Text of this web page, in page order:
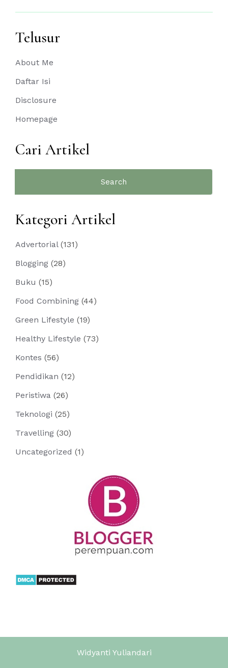
Telusur
About Me
Daftar Isi
Disclosure
Homepage
Cari Artikel
Kategori Artikel
Advertorial(131)
Blogging (28)
Buku (15)
Food Combining (44)
Green Lifestyle (19)
Healthy Lifestyle (73)
Kontes (56)
Pendidikan (12)
Peristiwa (26)
Teknologi (25)
Travelling (30)
Uncategorized (1)
Widyanti Yuliandari